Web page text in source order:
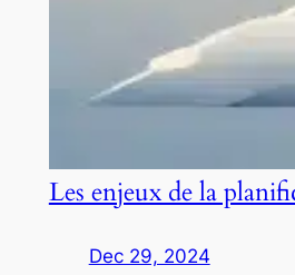
Les enjeux de la
Dec 29, 2024